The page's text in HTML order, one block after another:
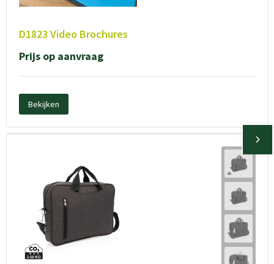
D1823 Video Brochures
Prijs op aanvraag
Bekijken